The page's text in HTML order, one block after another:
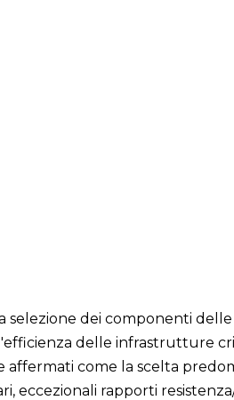
selezione dei componenti
delle infrastrutture
affermati come la scelta
eccezionali rapporti